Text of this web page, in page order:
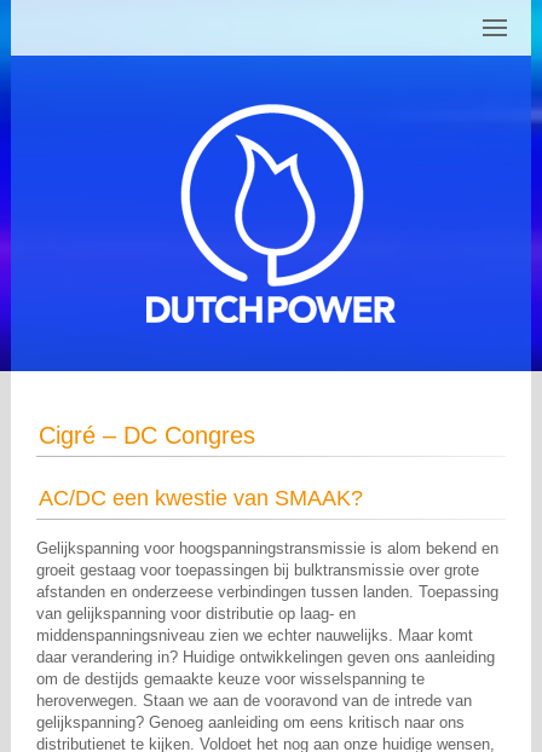
Cigré – DC Congres
AC/DC een kwestie van SMAAK?
Gelijkspanning voor hoogspanningstransmissie is alom bekend en
groeit gestaag voor toepassingen bij bulktransmissie over grote
afstanden en onderzeese verbindingen tussen landen. Toepassing
van gelijkspanning voor distributie op laag- en
middenspanningsniveau zien we echter nauwelijks. Maar komt
daar verandering in? Huidige ontwikkelingen geven ons aanleiding
om de destijds gemaakte keuze voor wisselspanning te
heroverwegen. Staan we aan de vooravond van de intrede van
gelijkspanning? Genoeg aanleiding om eens kritisch naar ons
distributienet te kijken. Voldoet het nog aan onze huidige wensen,